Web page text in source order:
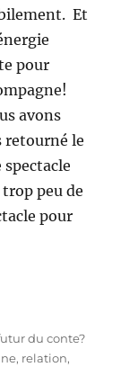
Et
pour
avons
retourné le
peu de
pour
du conte?
, relation,